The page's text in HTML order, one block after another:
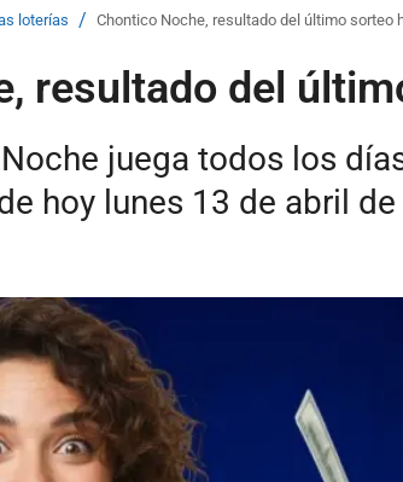
loterías / Chontico Noche, resultado del último sorteo
resultado del
juega todos los
hoy lunes 13 de abril